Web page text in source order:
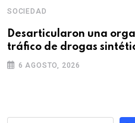
SOCIEDAD
Desarticularon una
tráfico de drogas
6 AGOSTO, 2026